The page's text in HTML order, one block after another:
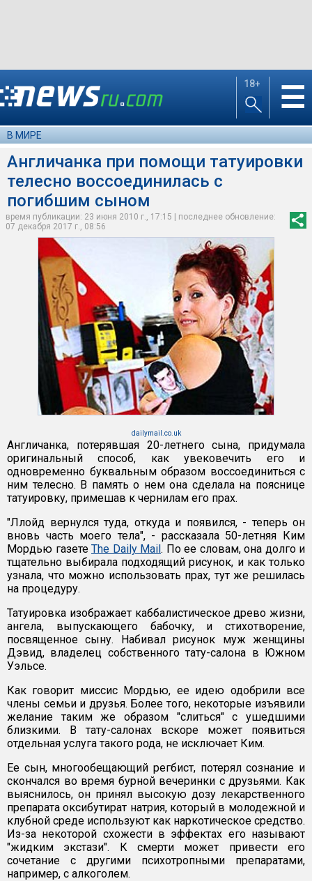
18+ ☰
В МИРЕ
Англичанка при помощи татуировки
телесно воссоединилась с
погибшим сыном
время публикации: 23 июня 2010 г., 17:15 | последнее обновление:
07 декабря 2017 г., 08:56
dailymail.co.uk
Англичанка, потерявшая 20-летнего сына, придумала
оригинальный способ, как увековечить его и
одновременно буквальным образом воссоединиться с
ним телесно. В память о нем она сделала на пояснице
татуировку, примешав к чернилам его прах.
"Ллойд вернулся туда, откуда и появился, - теперь он
вновь часть моего тела", - рассказала 50-летняя Ким
Мордью газете The Daily Mail. По ее словам, она долго и
тщательно выбирала подходящий рисунок, и как только
узнала, что можно использовать прах, тут же решилась
на процедуру.
Татуировка изображает каббалистическое древо жизни,
ангела, выпускающего бабочку, и стихотворение,
посвященное сыну. Набивал рисунок муж женщины
Дэвид, владелец собственного тату-салона в Южном
Уэльсе.
Как говорит миссис Мордью, ее идею одобрили все
члены семьи и друзья. Более того, некоторые изъявили
желание таким же образом "слиться" с ушедшими
близкими. В тату-салонах вскоре может появиться
отдельная услуга такого рода, не исключает Ким.
Ее сын, многообещающий регбист, потерял сознание и
скончался во время бурной вечеринки с друзьями. Как
выяснилось, он принял высокую дозу лекарственного
препарата оксибутират натрия, который в молодежной и
клубной среде используют как наркотическое средство.
Из-за некоторой схожести в эффектах его называют
"жидким экстази". К смерти может привести его
сочетание с другими психотропными препаратами,
например, с алкоголем.